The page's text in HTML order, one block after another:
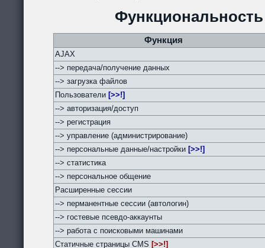
Функция
AJAX
--> передача/получение данных
--> загрузка файлов
Пользователи [>>!]
--> авторизация/доступ
--> регистрация
--> управление (администрирование)
--> персональные данные/настройки [>>!]
--> статистика
--> персональное общение
Расширенные сессии
--> перманентные сессии (автологин)
--> гостевые псевдо-аккаунты
--> работа с поисковыми машинами
Статичные страницы CMS [>>!]